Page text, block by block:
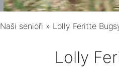
Naši senioři » Lolly Feritte
Lolly